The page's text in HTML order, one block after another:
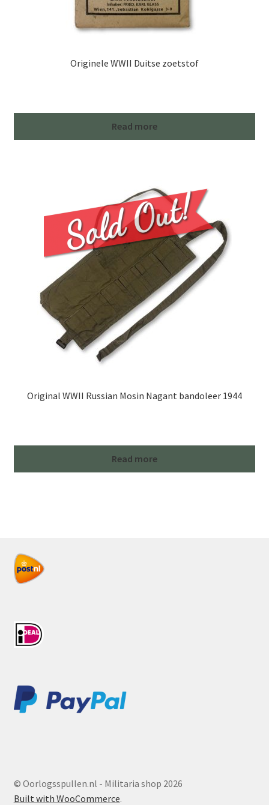
Originele WWII Duitse zoetstof
Read more
Original WWII Russian Mosin Nagant bandoleer 1944
Read more
© Oorlogsspullen.nl - Militaria shop 2026
Built with WooCommerce.